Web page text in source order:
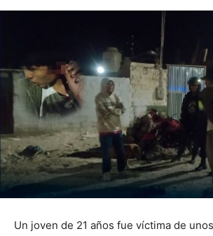
Un joven de 21 años fue víctima de